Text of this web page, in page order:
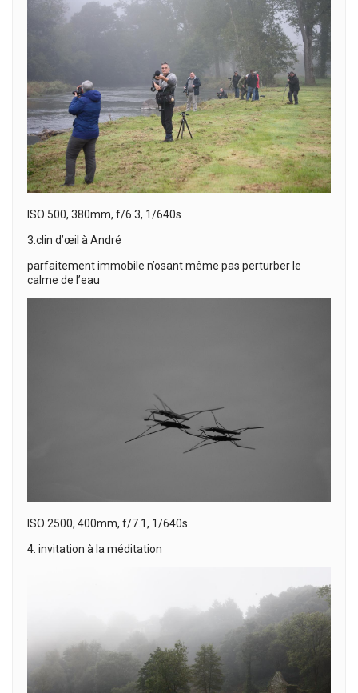
ISO 500, 380mm, f/6.3, 1/640s
3.clin d’œil à André
parfaitement immobile n’osant même pas perturber le
calme de l’eau
ISO 2500, 400mm, f/7.1, 1/640s
4. invitation à la méditation